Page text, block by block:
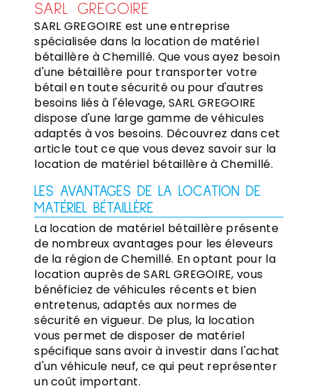
SARL GREGOIRE
SARL GREGOIRE est une entreprise
spécialisée dans la location de matériel
bétaillère à Chemillé. Que vous ayez besoin
d'une bétaillère pour transporter votre
bétail en toute sécurité ou pour d'autres
besoins liés à l'élevage, SARL GREGOIRE
dispose d'une large gamme de véhicules
adaptés à vos besoins. Découvrez dans cet
article tout ce que vous devez savoir sur la
location de matériel bétaillère à Chemillé.
LES AVANTAGES DE LA LOCATION DE
MATÉRIEL BÉTAILLÈRE
La location de matériel bétaillère présente
de nombreux avantages pour les éleveurs
de la région de Chemillé. En optant pour la
location auprès de SARL GREGOIRE, vous
bénéficiez de véhicules récents et bien
entretenus, adaptés aux normes de
sécurité en vigueur. De plus, la location
vous permet de disposer de matériel
spécifique sans avoir à investir dans l'achat
d'un véhicule neuf, ce qui peut représenter
un coût important.